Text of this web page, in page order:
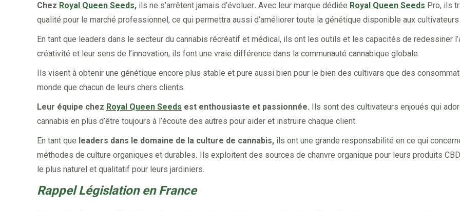
Chez Royal Queen Seeds, ils ne s’arrêtent jamais d’évoluer. Avec leur marque dédiée Royal Queen Seeds Pro, ils
qualité pour le marché professionnel, ce qui permettra aussi d’améliorer toute la génétique disponible aux
En tant que leaders dans le secteur du cannabis récréatif et médical, ils ont les outils et les capacités de redessiner
créativité et leur sens de l’innovation, ils font une vraie différence dans la communauté cannabique globale.
Ils visent à obtenir une génétique encore plus stable et pure aussi bien pour le bien des cultivars que des
monde que chacun de leurs chers clients.
Leur équipe chez Royal Queen Seeds est enthousiaste et passionnée. Ils sont des cultivateurs enjoués qui
cannabis en plus d’être toujours à l’écoute des autres pour aider et instruire chaque client.
En tant que leaders dans le domaine de la culture de cannabis, ils ont une grande responsabilité en ce qui
méthodes de culture organiques et durables. Ils exploitent des sources de chanvre organique pour leurs produits
le plus naturel et qualitatif pour leurs jardiniers.
Rappel Législation en France